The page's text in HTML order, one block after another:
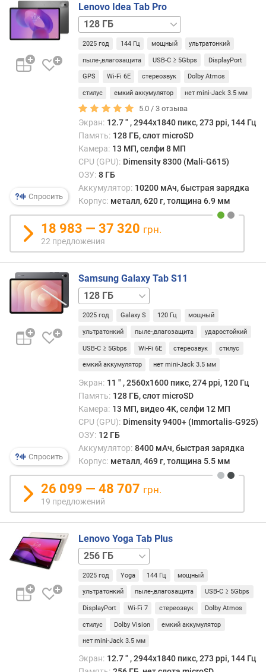
к
д
е
ш
е
в
в
а
м
п
о
а
т
е
д
о
б
п
о
к
о
л
и
е
с
т
у
п
Спросить
Lenovo Idea Tab Pro
256 ГБ
/
ОЗУ
ГБ256 ГБ
ОЗУ
12
ГБ
2025 год 144 Гц мощный ультратонкий
пыле-,влагозащита USB-C ≥ 5Gbps DisplayPort
GPS Wi-Fi 6E стереозвук Dolby Atmos
стилус емкий аккумулятор нет mini-Jack 3.5 мм
5.0 /3 отзыва
Экран: 12.7 ″ , 2944x1840 пикс, 273 ppi, 144 Гц
Память: 128 ГБ, слот microSD
Камера: 13 МП, селфи 8 МП
CPU (GPU): Dimensity 8300 (Mali-G615)
ОЗУ: 8 ГБ
Аккумулятор: 10200 мАч, быстрая зарядка
Корпус: металл, 620 г, толщина 6.9 мм
18 983 — 37 320 грн.
22 предложения
Спросить
Samsung Galaxy Tab S11
128 ГБ
/
5G256 ГБ
256 ГБ
5G
2025 год Galaxy S 120 Гц мощный
ультратонкий пыле-,влагозащита ударостойкий
USB-C ≥ 5Gbps Wi-Fi 6E стереозвук стилус
емкий аккумулятор нет mini-Jack 3.5 мм
Экран: 11 ″ , 2560x1600 пикс, 274 ppi, 120 Гц
Память: 128 ГБ, слот microSD
Камера: 13 МП, видео 4K, селфи 12 МП
CPU (GPU): Dimensity 9400+ (Immortalis-G925)
ОЗУ: 12 ГБ
Аккумулятор: 8400 мАч, быстрая зарядка
Корпус: металл, 469 г, толщина 5.5 мм
26 099 — 48 707 грн.
19 предложений
Lenovo Yoga Tab Plus
512 ГБ
2025 год Yoga 144 Гц мощный
ультратонкий пыле-,влагозащита USB-C ≥ 5Gbps
DisplayPort Wi-Fi 7 стереозвук Dolby Atmos
стилус Dolby Vision емкий аккумулятор
нет mini-Jack 3.5 мм
Экран: 12.7 ″ , 2944x1840 пикс, 273 ppi, 144 Гц